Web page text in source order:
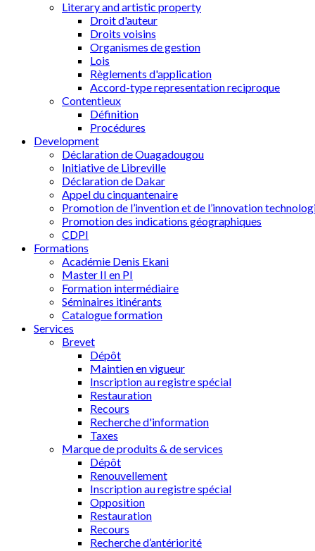
Literary and artistic property
Droit d'auteur
Droits voisins
Organismes de gestion
Lois
Règlements d'application
Accord-type representation reciproque
Contentieux
Définition
Procédures
Development
Déclaration de Ouagadougou
Initiative de Libreville
Déclaration de Dakar
Appel du cinquantenaire
Promotion de l’invention et de l’innovation
Promotion des indications géographiques
CDPI
Formations
Académie Denis Ekani
Master II en PI
Formation intermédiaire
Séminaires itinérants
Catalogue formation
Services
Brevet
Dépôt
Maintien en vigueur
Inscription au registre spécial
Restauration
Recours
Recherche d'information
Taxes
Marque de produits & de services
Dépôt
Renouvellement
Inscription au registre spécial
Opposition
Restauration
Recours
Recherche d’antériorité